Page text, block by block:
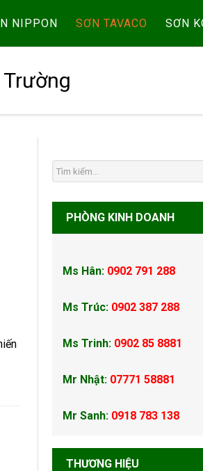
NIPPON SƠN TAVACO SƠN
PHÒNG KINH DOANH
Ms Hân: 0902 791 288
Ms Trúc: 0902 387 288
Ms Trinh: 0902 85 8881
Mr Nhật: 07771 58881
Mr Sanh: 0918 783 138
THƯƠNG HIỆU